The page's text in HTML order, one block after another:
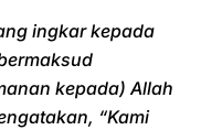
ingkar kepada
kepada) Allah
“Kami